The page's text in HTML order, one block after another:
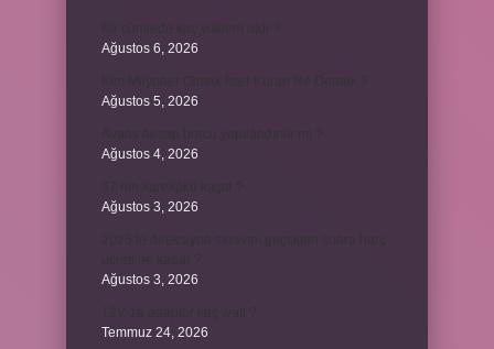
Ağustos 6, 2026
Ağustos 5, 2026
Ağustos 4, 2026
Ağustos 3, 2026
Ağustos 3, 2026
Temmuz 24, 2026